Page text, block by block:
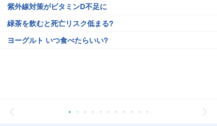
紫外線対策がビタミンD不足に
緑茶を飲むと死亡リスク低まる?
ヨーグルト いつ食べたらいい?